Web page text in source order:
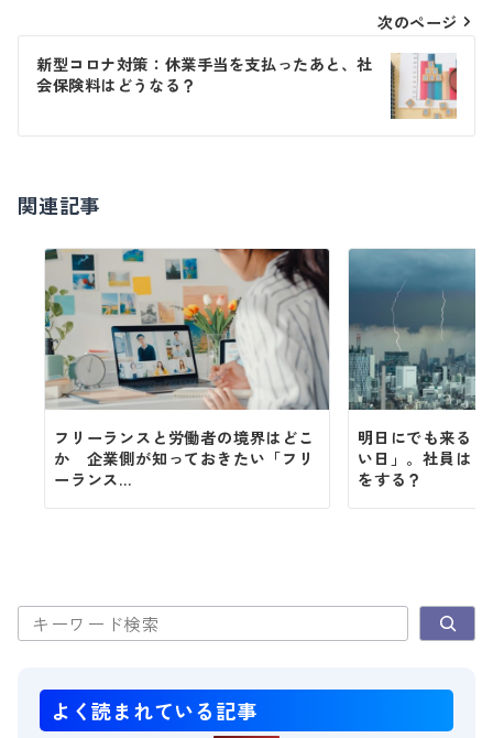
ビ
ゲ
ー
シ
ン
次のページ
新型コロナ対策：休業手当を支払ったあと、社
会保険料はどうなる？
関連記事
フリーランスと労働者の境界はどこ
か 企業側が知っておきたい「フリ
ーランス...
明日にでも来る
い日」。社員は
をする？
検索
よく読まれている記事